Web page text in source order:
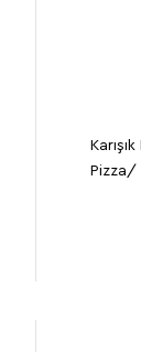
Pizza/